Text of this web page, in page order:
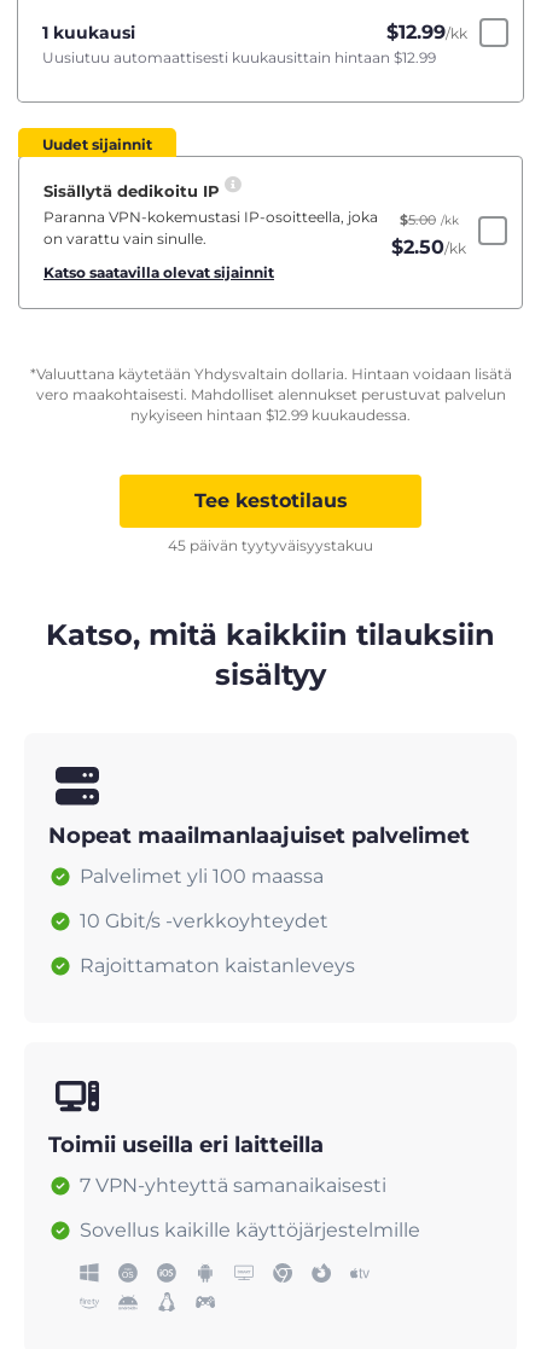
1 kuukausi $12.99/kk
Uusiutuu automaattisesti kuukausittain hintaan $12.99
Uudet sijainnit
Sisällytä dedikoitu IP
Paranna VPN-kokemustasi IP-osoitteella, joka
on varattu vain sinulle.
Katso saatavilla olevat sijainnit
$5.00 /kk
$2.50/kk
*Valuuttana käytetään Yhdysvaltain dollaria. Hintaan voidaan lisätä
vero maakohtaisesti. Mahdolliset alennukset perustuvat palvelun
nykyiseen hintaan $12.99 kuukaudessa.
Tee kestotilaus
45 päivän tyytyväisyystakuu
Katso, mitä kaikkiin tilauksiin
sisältyy
Nopeat maailmanlaajuiset palvelimet
Palvelimet yli 100 maassa
10 Gbit/s -verkkoyhteydet
Rajoittamaton kaistanleveys
Toimii useilla eri laitteilla
7 VPN-yhteyttä samanaikaisesti
Sovellus kaikille käyttöjärjestelmille